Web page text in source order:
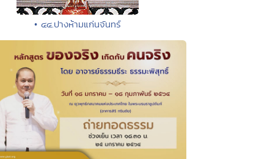
• ๔๔.ปางห้ามแก่นจันทร์